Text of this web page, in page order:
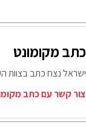
כתב מקומונט
ישראל נצח כתב בצוות
צור קשר עם כתב